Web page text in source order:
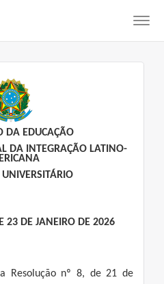
DA EDUCAÇÃO
DA INTEGRAÇÃO LATINO-
23 DE JANEIRO DE 2026
Resolução nº 8, de 21 de